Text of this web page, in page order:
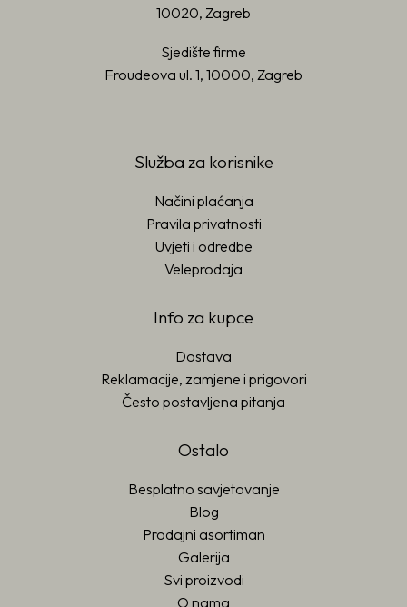
10020, Zagreb
Sjedište firme
Froudeova ul. 1, 10000, Zagreb
Služba za korisnike
Načini plaćanja
Pravila privatnosti
Uvjeti i odredbe
Veleprodaja
Info za kupce
Dostava
Reklamacije, zamjene i prigovori
Često postavljena pitanja
Ostalo
Besplatno savjetovanje
Blog
Prodajni asortiman
Galerija
Svi proizvodi
O nama